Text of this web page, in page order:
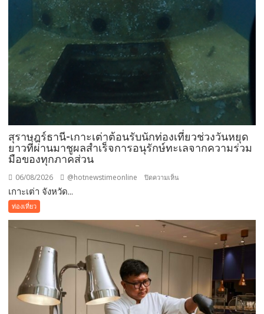
สุราษฎร์ธานี-เกาะเต่าต้อนรับนักท่องเที่ยวช่วงวันหยุด
ยาวที่ผ่านมาชูผลสำเร็จการอนุรักษ์ทะเลจากความร่วม
มือของทุกภาคส่วน
06/08/2026 @hotnewstimeonline ปิดความเห็น
ต้อนรับ
นัก
ท่อง
หยุด
เกาะเต่า จังหวัด...
ท่องเที่ยว